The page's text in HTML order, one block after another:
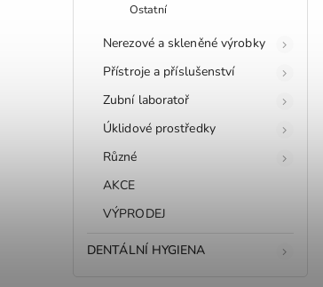
Ostatní
Nerezové a skleněné výrobky
Přístroje a příslušenství
Zubní laboratoř
Úklidové prostředky
Různé
AKCE
VÝPRODEJ
DENTÁLNÍ HYGIENA